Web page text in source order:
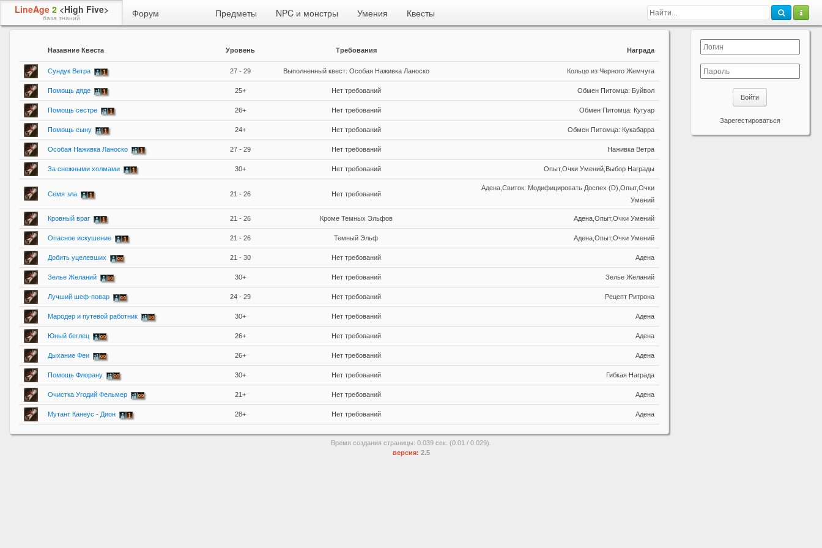
LineAge 2 <High Five>
база знаний Форум Предметы NPC и монстры Умения Квесты
Назавние Квеста Уровень Требования Награда
Сундук Ветра 27 - 29 Выполненный квест: Особая Наживка Ланоско Кольцо из Черного Жемчуга
Помощь дяде 25+ Нет требований Обмен Питомца: Буйвол
Помощь сестре 26+ Нет требований Обмен Питомца: Кугуар
Помощь сыну 24+ Нет требований Обмен Питомца: Кукабарра
Особая Наживка Ланоско 27 - 29 Нет требований Наживка Ветра
За снежными холмами 30+ Нет требований Опыт,Очки Умений,Выбор Награды
Семя зла 21 - 26 Нет требований
Адена,Свиток: Модифицировать Доспех (D),Опыт,Очки
Умений
Кровный враг 21 - 26 Кроме Темных Эльфов Адена,Опыт,Очки Умений
Опасное искушение 21 - 26 Темный Эльф Адена,Опыт,Очки Умений
Добить уцелевших 21 - 30 Нет требований Адена
Зелье Желаний 30+ Нет требований Зелье Желаний
Лучший шеф-повар 24 - 29 Нет требований Рецепт Ритрона
Мародер и путевой работник 30+ Нет требований Адена
Юный беглец 26+ Нет требований Адена
Дыхание Феи 26+ Нет требований Адена
Помощь Флорану 30+ Нет требований Гибкая Награда
Очистка Угодий Фельмер 21+ Нет требований Адена
Мутант Канеус - Дион 28+ Нет требований Адена
Войти
Зарегестироваться
Время создания страницы: 0.039 сек. (0.01 / 0.029).
версия: 2.5